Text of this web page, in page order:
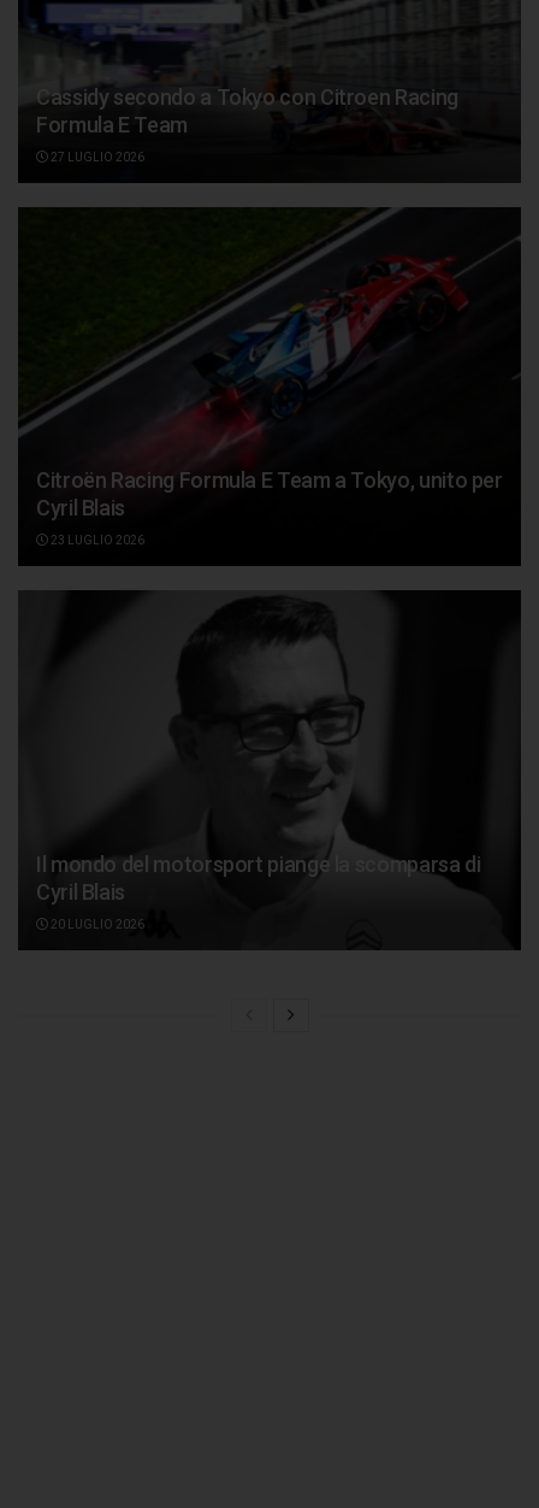
Cassidy secondo a Tokyo con Citroen Racing
Formula E Team
27 LUGLIO 2026
Citroën Racing Formula E Team a Tokyo, unito per
Cyril Blais
23 LUGLIO 2026
Il mondo del motorsport piange la scomparsa di
Cyril Blais
20 LUGLIO 2026